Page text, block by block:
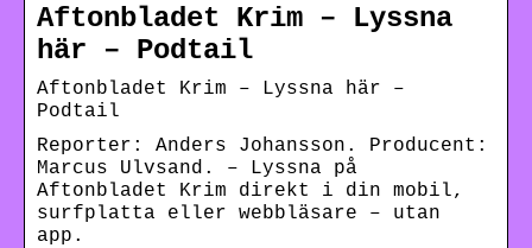
Aftonbladet Krim – Lyssna
här – Podtail
Aftonbladet Krim – Lyssna här –
Podtail
Reporter: Anders Johansson. Producent:
Marcus Ulvsand. – Lyssna på
Aftonbladet Krim direkt i din mobil,
surfplatta eller webbläsare – utan
app.